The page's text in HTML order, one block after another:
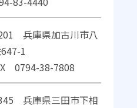
兵庫県加古川市八
1
0794-38-7808
兵庫県三田市下相